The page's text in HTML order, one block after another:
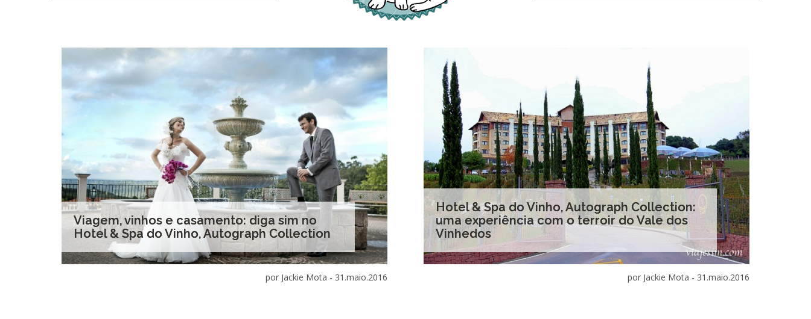
Viagem, vinhos e casamento: diga sim no
Hotel & Spa do Vinho, Autograph Collection
por Jackie Mota - 31.maio.2016
Hotel & Spa do Vinho, Autograph Collection:
uma experiência com o terroir do Vale dos
Vinhedos
por Jackie Mota - 31.maio.2016